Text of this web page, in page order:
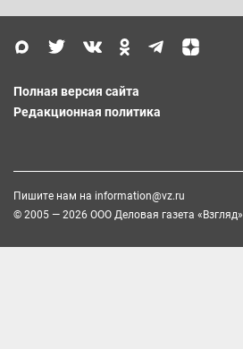
Полная версия сайта
Редакционная политика
Пишите нам на information@vz.ru
© 2005 — 2026 ООО Деловая газета «Взгляд»